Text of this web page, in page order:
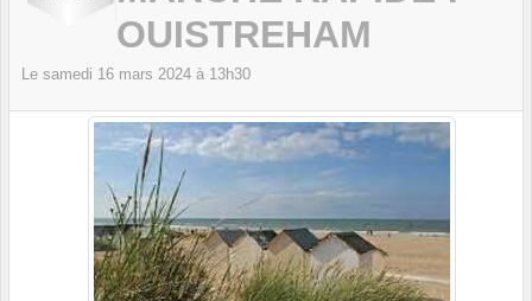
OUISTREHAM
Le samedi 16 mars 2024 à 13h30